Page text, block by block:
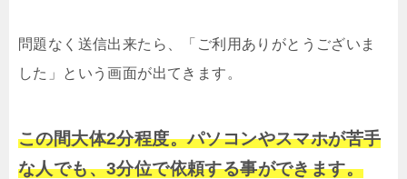
問題なく送信出来たら、「ご利用ありがとうございま
した」という画面が出てきます。
この間大体2分程度。パソコンやスマホが苦手
な人でも、3分位で依頼する事ができます。